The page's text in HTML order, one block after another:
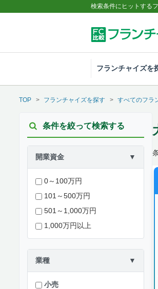
検索条件にヒットする
フランチャイズを
TOP フランチャイズを探す すべてのフラ
条件を絞って検索する
開業資金 ▼
0～100万円
101～500万円
501～1,000万円
1,000万円以上
業種 ▼
小売